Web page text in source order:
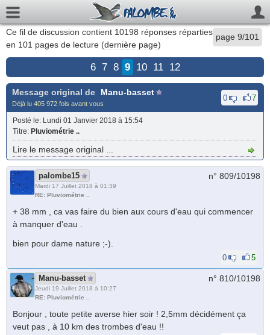
page 9/101
Ce fil de discussion contient 10198 réponses réparties
en 101 pages de lecture (dernière page)
6 7 8 9 10 11 12
Message original de Manu-basset
Déjà lu 405 972 fois avant vous
0 7
Posté le: Lundi 01 Janvier 2018 à 15:54
Titre: Pluviométrie ..
Lire le message original ...
palombe15
Mardi 17 Juillet 2018 à 01:39
RE: Pluviométrie ..
n° 809/10198
+ 38 mm , ca vas faire du bien aux cours d'eau qui commencer
à manquer d'eau .
bien pour dame nature ;-).
0 5
Manu-basset
Jeudi 19 Juillet 2018 à 10:27
RE: Pluviométrie ..
n° 810/10198
Bonjour , toute petite averse hier soir ! 2,5mm décidément ça
veut pas , à 10 km des trombes d'eau !!